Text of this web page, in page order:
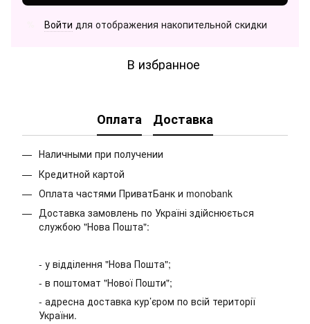
Войти для отображения накопительной скидки
В избранное
Оплата Доставка
Наличными при получении
Кредитной картой
Оплата частями ПриватБанк и monobank
Доставка замовлень по Україні здійснюється
службою "Нова Пошта":
- у відділення "Нова Пошта";
- в поштомат "Нової Пошти";
- адресна доставка кур’єром по всій території
України.